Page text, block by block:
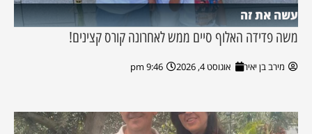
עשה את זה
משה פדידה האלוף סיים ממש לאחרונה קורס קצינים!
מירב בן יאיר אוגוסט 4, 2026 9:46 pm